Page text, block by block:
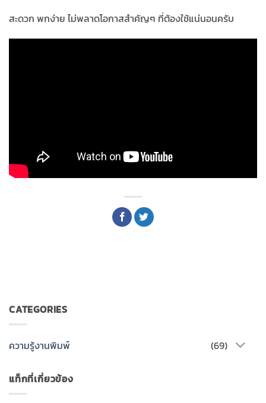
CATEGORIES
ความรู้งานพิมพ์ (69)
แท็กที่เกี่ยวข้อง
สะดวก พกง่าย ไม่พลาดโอกาสสำคัญๆ ที่ต้องใช้แน่นอนครับ